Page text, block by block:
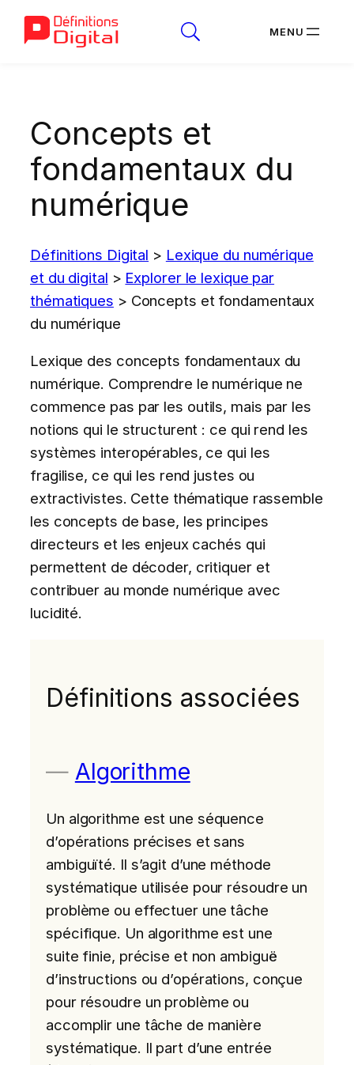
contenu
Concepts et
fondamentaux du
numérique
Définitions Digital > Lexique du numérique
et du digital > Explorer le lexique par
thématiques > Concepts et fondamentaux
du numérique
Lexique des concepts fondamentaux du
numérique. Comprendre le numérique ne
commence pas par les outils, mais par les
notions qui le structurent : ce qui rend les
systèmes interopérables, ce qui les
fragilise, ce qui les rend justes ou
extractivistes. Cette thématique rassemble
les concepts de base, les principes
directeurs et les enjeux cachés qui
permettent de décoder, critiquer et
contribuer au monde numérique avec
lucidité.
Définitions associées
Algorithme
Un algorithme est une séquence
d’opérations précises et sans
ambiguïté. Il s’agit d’une méthode
systématique utilisée pour résoudre un
problème ou effectuer une tâche
spécifique. Un algorithme est une
suite finie, précise et non ambiguë
d’instructions ou d’opérations, conçue
pour résoudre un problème ou
accomplir une tâche de manière
systématique. Il part d’une entrée